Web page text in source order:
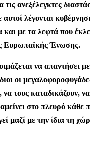
τις ανεξέλεγκτες
αυτοί λέγονται
και με τα λεφτά που
Ευρωπαϊκής Ένωσης.
να απαντήσει
οι
τους καταδικάζουν,
στο πλευρό κάθε
μαζί με την ίδια τη